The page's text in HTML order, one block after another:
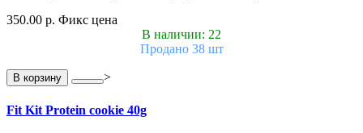
350.00 р. Фикс цена
В наличии: 22
Продано 38 шт
В корзину >
Fit Kit Protein cookie 40g